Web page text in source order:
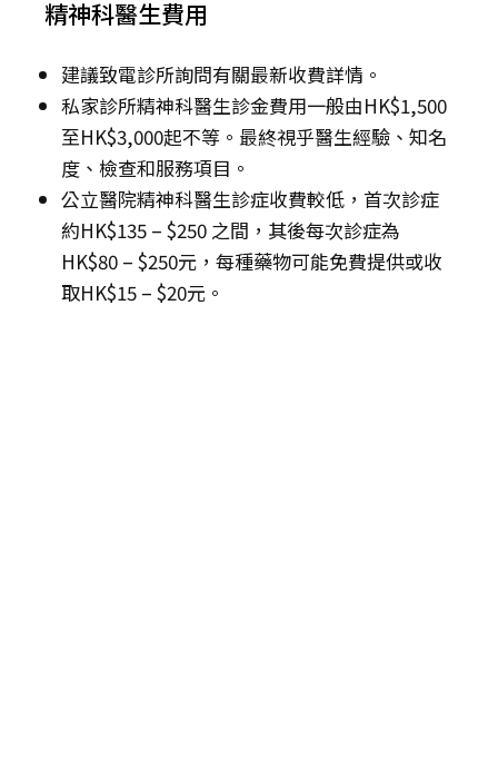
精神科醫生費用
建議致電診所詢問有關最新收費詳情。
私家診所精神科醫生診金費用一般由HK$1,500
至HK$3,000起不等。最終視乎醫生經驗、知名
度、檢查和服務項目。
公立醫院精神科醫生診症收費較低，首次診症
約HK$135 – $250 之間，其後每次診症為
HK$80 – $250元，每種藥物可能免費提供或收
取HK$15 – $20元。